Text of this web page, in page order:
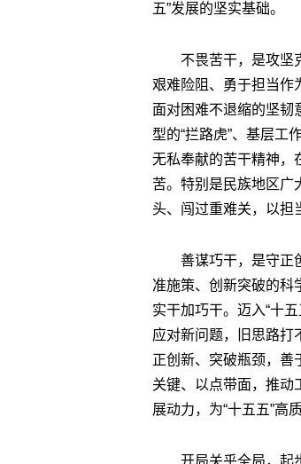
五”发展的坚实基础。
不畏苦干，是攻坚
艰难险阻、勇于担当作
面对困难不退缩的坚韧
型的“拦路虎”、基层工
无私奉献的苦干精神，
苦。特别是民族地区广
头、闯过重难关，以担
善谋巧干，是守正
准施策、创新突破的科
实干加巧干。迈入“十
应对新问题，旧思路打
正创新、突破瓶颈，善
关键、以点带面，推动
展动力，为“十五五”高
开局关乎全局，起